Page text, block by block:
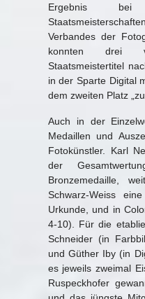
Ergebnis bei
Verbandes der
konnten drei
Staatsmeistertitel
in der Sparte Digital
dem zweiten Platz
Auch in der
Medaillen und
Fotokünstler. Karl
der
Bronzemedaille,
Schwarz-Weiss
Urkunde, und in
4-10). Für die
Schneider (in
und Güther Iby (in
es jeweils zweimal
Ruspeckhofer